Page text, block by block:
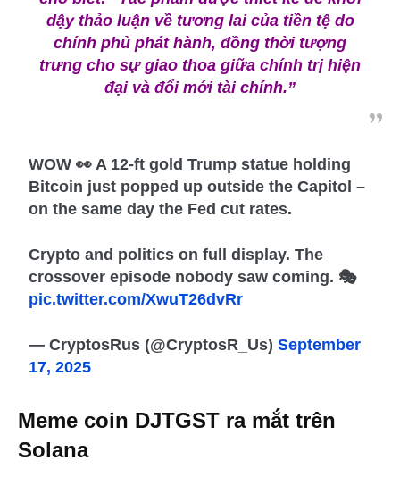
dậy thảo luận về tương lai của tiền tệ do
chính phủ phát hành, đồng thời tượng
trưng cho sự giao thoa giữa chính trị hiện
đại và đổi mới tài chính.”
WOW 👀 A 12-ft gold Trump statue holding
Bitcoin just popped up outside the Capitol –
on the same day the Fed cut rates.
Crypto and politics on full display. The
crossover episode nobody saw coming. 🎭
pic.twitter.com/XwuT26dvRr
— CryptosRus (@CryptosR_Us)September
17, 2025
Meme coin DJTGST ra mắt trên
Solana